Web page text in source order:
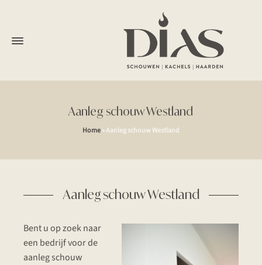
Aanleg schouw Westland
Home»Aanleg schouw Westland
Aanleg schouw Westland
Bent u op zoek naar
een bedrijf voor de
aanleg schouw